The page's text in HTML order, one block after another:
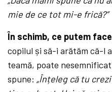
mie de ce tot mi-e frică?”
În schimb, ce putem
copilul și să-i arătăm că-l
teamă, poate
spune: „Înțeleg că tu